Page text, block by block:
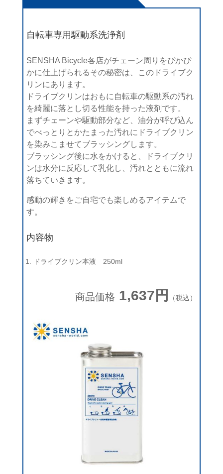
自転車専用駆動系洗浄剤
SENSHA Bicycle各店がチェーン周りをぴかぴ
かに仕上げられるその秘密は、このドライブク
リンにあります。
ドライブクリンはおもに自転車の駆動系の汚れ
を綺麗に落とし切る性能を持った液剤です。
まずチェーンや駆動部分など、油分が呼び込ん
でべっとりとかたまった汚れにドライブクリン
を染みこませてブラッシングします。
ブラッシング後に水をかけると、ドライブクリ
ンは水分に反応して乳化し、汚れとともに流れ
落ちていきます。
感動の輝きをご自宅でも楽しめるアイテムで
す。
内容物
ドライブクリン本液 250ml
商品価格 1,637円 （税込）